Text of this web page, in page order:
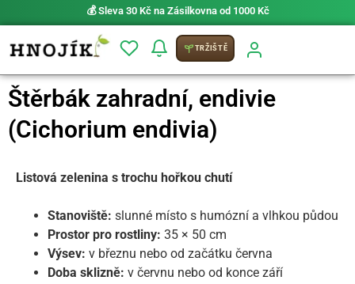
💰 Sleva 30 Kč na Zásilkovna od 1000 Kč
TRŽIŠTĚ
Štěrbák zahradní, endivie
(Cichorium endivia)
Listová zelenina s trochu hořkou chutí
Stanoviště: slunné místo s humózní a vlhkou půdou
Prostor pro rostliny: 35 × 50 cm
Výsev: v březnu nebo od začátku června
Doba sklizně: v červnu nebo od konce září